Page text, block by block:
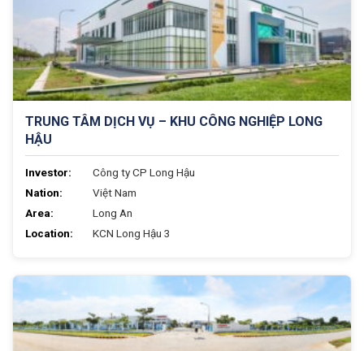
TRUNG TÂM DỊCH VỤ – KHU CÔNG NGHIỆP LONG
HẬU
Investor:
Công ty CP Long Hậu
Nation:
Việt Nam
Area:
Long An
Location:
KCN Long Hậu 3